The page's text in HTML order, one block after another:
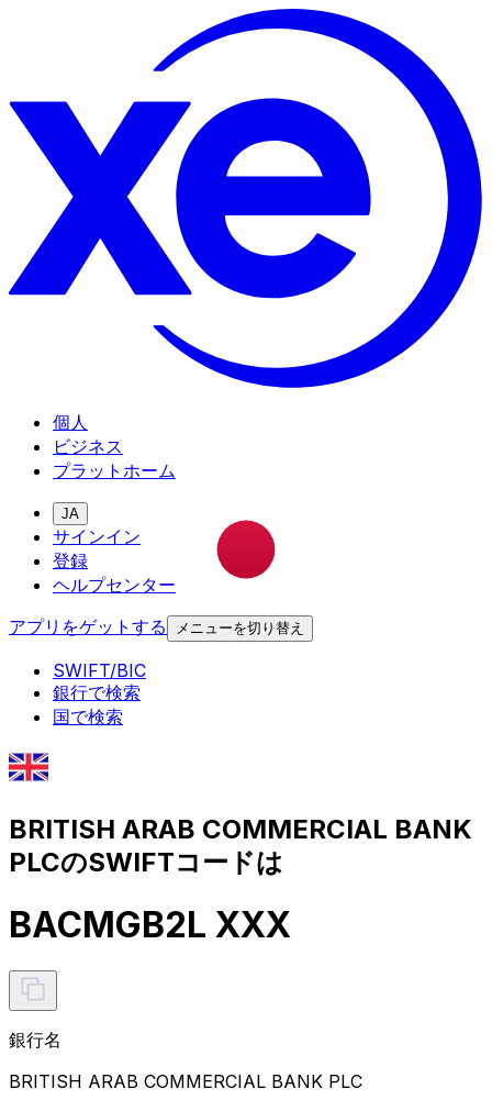
個人
ビジネス
プラットホーム
JA
サインイン
登録
ヘルプセンター
アプリをゲットする
メニューを切り替え
SWIFT/BIC
銀行で検索
国で検索
BRITISH ARAB COMMERCIAL BANK
PLCのSWIFTコードは
BACMGB2L XXX
銀行名
BRITISH ARAB COMMERCIAL BANK PLC